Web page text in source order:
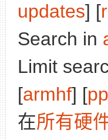
updates] [
Search in
Limit
[armhf] [
在所有硬